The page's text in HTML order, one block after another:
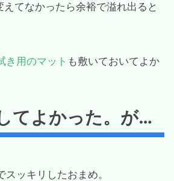
てなかったら余裕で溢れ出ると
き用のマット も敷いておいてよか
てよかった。が…
スッキリしたおまめ。